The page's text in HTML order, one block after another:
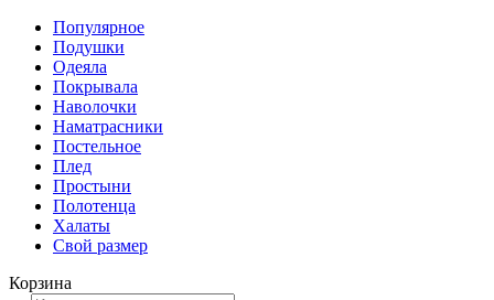
Популярное
Подушки
Одеяла
Покрывала
Наволочки
Наматрасники
Постельное
Плед
Простыни
Полотенца
Халаты
Свой размер
Корзина